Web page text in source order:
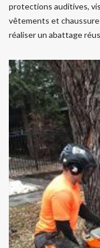
protections auditives,
vêtements et
réaliser un abattage